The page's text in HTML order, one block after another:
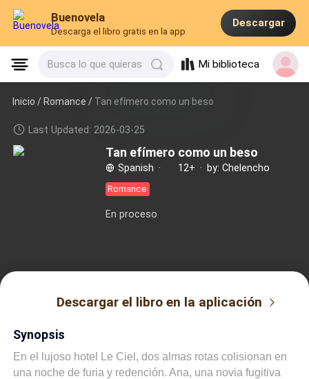
Buenovela
Descarga el libro gratis en la app
Descargar
Busca lo que quieras Mi biblioteca
Inicio /Romance / Tan efímero como un beso
Last Updated: 2026-03-25
Tan efímero como un beso
Spanish · 12+ · by: Chelencho
Romance
En proceso
Descargar el libro en la aplicación
Synopsis
En el lujoso hotel Le Ciel, dos almas rotas colisionan en
una noche de furia y redención. Ana, una novia fugitiva